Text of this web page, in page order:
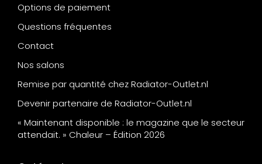
Options de paiement
Questions fréquentes
Contact
Nos salons
Remise par quantité chez Radiator-Outlet.nl
Devenir partenaire de Radiator-Outlet.nl
« Maintenant disponible : le magazine que le secteur
attendait. » Chaleur – Édition 2026